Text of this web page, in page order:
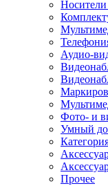
Аудио-
Фото- и
Умный
Прочее